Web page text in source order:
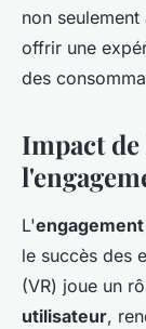
non
offrir une
des
Impact
L'
le succès des
(VR) joue un
utilisateur,